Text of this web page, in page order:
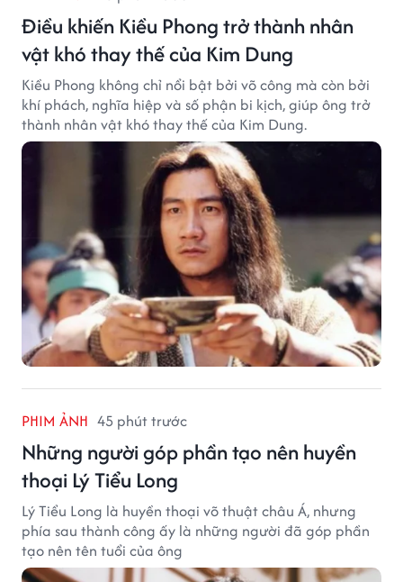
Điều khiến Kiều Phong trở thành nhân
vật khó thay thế của Kim Dung
Kiều Phong không chỉ nổi bật bởi võ công mà còn bởi
khí phách, nghĩa hiệp và số phận bi kịch, giúp ông trở
thành nhân vật khó thay thế của Kim Dung.
PHIM ẢNH 45 phút trước
Những người góp phần tạo nên huyền
thoại Lý Tiểu Long
Lý Tiểu Long là huyền thoại võ thuật châu Á, nhưng
phía sau thành công ấy là những người đã góp phần
tạo nên tên tuổi của ông